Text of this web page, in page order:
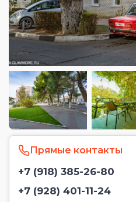
Прямые контакты
+7 (918) 385-26-80
+7 (928) 401-11-24